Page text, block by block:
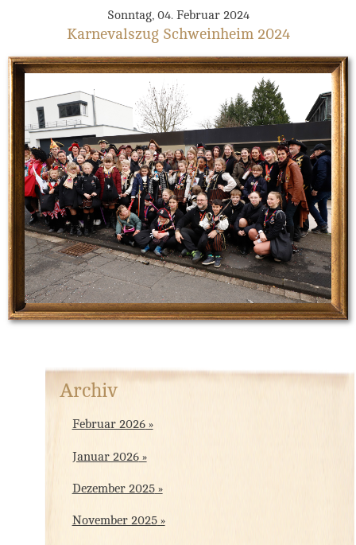
Sonntag, 04. Februar 2024
Karnevalszug Schweinheim 2024
Archiv
Februar 2026
Januar 2026
Dezember 2025
November 2025